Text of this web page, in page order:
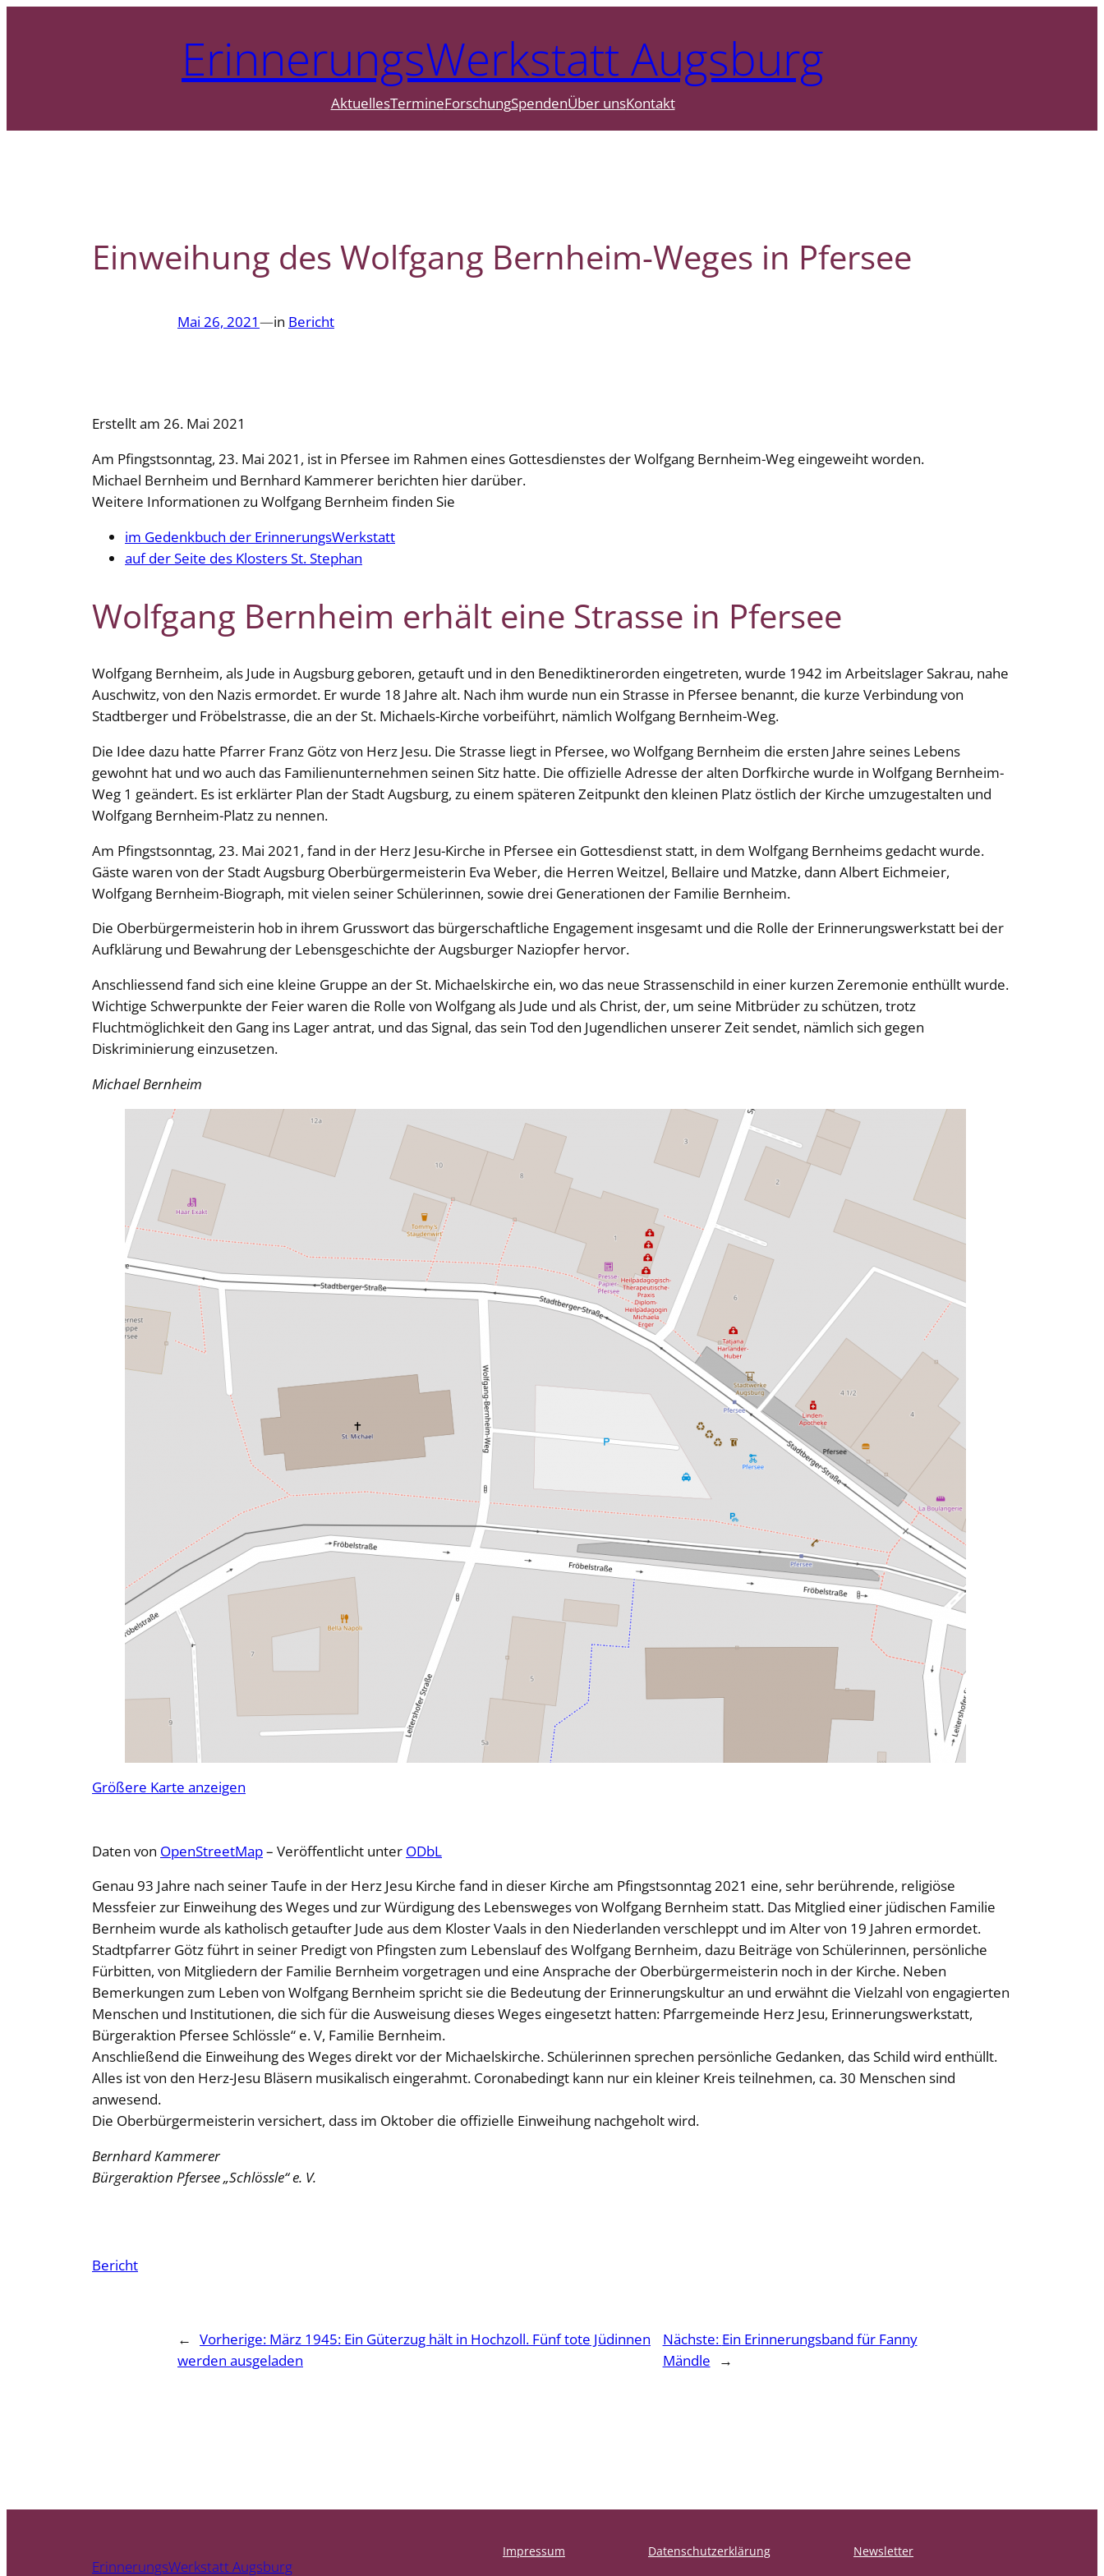
ErinnerungsWerkstatt Augsburg
AktuellesTermineForschungSpendenÜber unsKontakt
Einweihung des Wolfgang Bernheim-Weges in Pfersee
Mai 26, 2021—in Bericht
Erstellt am 26. Mai 2021
Am Pfingstsonntag, 23. Mai 2021, ist in Pfersee im Rahmen eines Gottesdienstes der Wolfgang Bernheim-Weg eingeweiht worden.
Michael Bernheim und Bernhard Kammerer berichten hier darüber.
Weitere Informationen zu Wolfgang Bernheim finden Sie
im Gedenkbuch der ErinnerungsWerkstatt
auf der Seite des Klosters St. Stephan
Wolfgang Bernheim erhält eine Strasse in Pfersee
Wolfgang Bernheim, als Jude in Augsburg geboren, getauft und in den Benediktinerorden eingetreten, wurde 1942 im Arbeitslager Sakrau, nahe
Auschwitz, von den Nazis ermordet. Er wurde 18 Jahre alt. Nach ihm wurde nun ein Strasse in Pfersee benannt, die kurze Verbindung von
Stadtberger und Fröbelstrasse, die an der St. Michaels-Kirche vorbeiführt, nämlich Wolfgang Bernheim-Weg.
Die Idee dazu hatte Pfarrer Franz Götz von Herz Jesu. Die Strasse liegt in Pfersee, wo Wolfgang Bernheim die ersten Jahre seines Lebens
gewohnt hat und wo auch das Familienunternehmen seinen Sitz hatte. Die offizielle Adresse der alten Dorfkirche wurde in Wolfgang Bernheim-
Weg 1 geändert. Es ist erklärter Plan der Stadt Augsburg, zu einem späteren Zeitpunkt den kleinen Platz östlich der Kirche umzugestalten und
Wolfgang Bernheim-Platz zu nennen.
Am Pfingstsonntag, 23. Mai 2021, fand in der Herz Jesu-Kirche in Pfersee ein Gottesdienst statt, in dem Wolfgang Bernheims gedacht wurde.
Gäste waren von der Stadt Augsburg Oberbürgermeisterin Eva Weber, die Herren Weitzel, Bellaire und Matzke, dann Albert Eichmeier,
Wolfgang Bernheim-Biograph, mit vielen seiner Schülerinnen, sowie drei Generationen der Familie Bernheim.
Die Oberbürgermeisterin hob in ihrem Grusswort das bürgerschaftliche Engagement insgesamt und die Rolle der Erinnerungswerkstatt bei der
Aufklärung und Bewahrung der Lebensgeschichte der Augsburger Naziopfer hervor.
Anschliessend fand sich eine kleine Gruppe an der St. Michaelskirche ein, wo das neue Strassenschild in einer kurzen Zeremonie enthüllt wurde.
Wichtige Schwerpunkte der Feier waren die Rolle von Wolfgang als Jude und als Christ, der, um seine Mitbrüder zu schützen, trotz
Fluchtmöglichkeit den Gang ins Lager antrat, und das Signal, das sein Tod den Jugendlichen unserer Zeit sendet, nämlich sich gegen
Diskriminierung einzusetzen.
Michael Bernheim
Größere Karte anzeigen
Daten von OpenStreetMap– Veröffentlicht unter ODbL
Genau 93 Jahre nach seiner Taufe in der Herz Jesu Kirche fand in dieser Kirche am Pfingstsonntag 2021 eine, sehr berührende, religiöse
Messfeier zur Einweihung des Weges und zur Würdigung des Lebensweges von Wolfgang Bernheim statt. Das Mitglied einer jüdischen Familie
Bernheim wurde als katholisch getaufter Jude aus dem Kloster Vaals in den Niederlanden verschleppt und im Alter von 19 Jahren ermordet.
Stadtpfarrer Götz führt in seiner Predigt von Pfingsten zum Lebenslauf des Wolfgang Bernheim, dazu Beiträge von Schülerinnen, persönliche
Fürbitten, von Mitgliedern der Familie Bernheim vorgetragen und eine Ansprache der Oberbürgermeisterin noch in der Kirche. Neben
Bemerkungen zum Leben von Wolfgang Bernheim spricht sie die Bedeutung der Erinnerungskultur an und erwähnt die Vielzahl von engagierten
Menschen und Institutionen, die sich für die Ausweisung dieses Weges eingesetzt hatten: Pfarrgemeinde Herz Jesu, Erinnerungswerkstatt,
Bürgeraktion Pfersee Schlössle“ e. V, Familie Bernheim.
Anschließend die Einweihung des Weges direkt vor der Michaelskirche. Schülerinnen sprechen persönliche Gedanken, das Schild wird enthüllt.
Alles ist von den Herz-Jesu Bläsern musikalisch eingerahmt. Coronabedingt kann nur ein kleiner Kreis teilnehmen, ca. 30 Menschen sind
anwesend.
Die Oberbürgermeisterin versichert, dass im Oktober die offizielle Einweihung nachgeholt wird.
Bernhard Kammerer
Bürgeraktion Pfersee „Schlössle“ e. V.
Bericht
← Vorherige: März 1945: Ein Güterzug hält in Hochzoll. Fünf tote Jüdinnen
werden ausgeladen
Nächste: Ein Erinnerungsband für Fanny
Mändle
→
ErinnerungsWerkstatt Augsburg
Impressum Datenschutzerklärung Newsletter